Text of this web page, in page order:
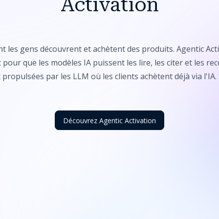
Activation
les gens découvrent et achètent des produits. Agentic
que les modèles IA puissent les lire, les citer et les
par les LLM où les clients achètent déjà via l'IA.
Découvrez Agentic Activation